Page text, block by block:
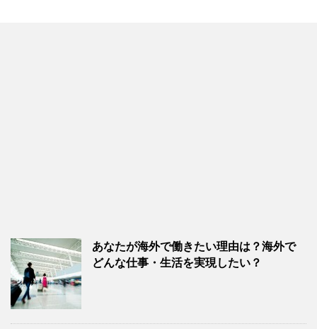
あなたが海外で働きたい理由は？海外で
どんな仕事・生活を実現したい？